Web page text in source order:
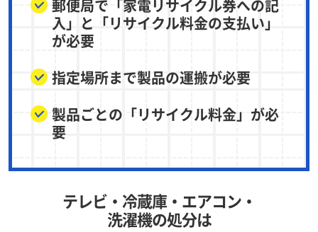
郵便局で「家電リサイクル券への記
入」と「リサイクル料金の支払い」
が必要
指定場所まで製品の運搬が必要
製品ごとの「リサイクル料金」が必
要
テレビ・冷蔵庫・エアコン・
洗濯機の処分は